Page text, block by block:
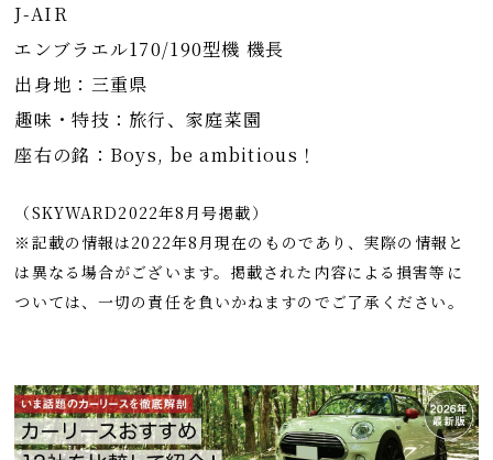
J-AIR
エンブラエル170/190型機 機長
出身地：三重県
趣味・特技：旅行、家庭菜園
座右の銘：Boys, be ambitious！
（SKYWARD2022年8月号掲載）
※記載の情報は2022年8月現在のものであり、実際の情報と
は異なる場合がございます。掲載された内容による損害等に
ついては、一切の責任を負いかねますのでご了承ください。